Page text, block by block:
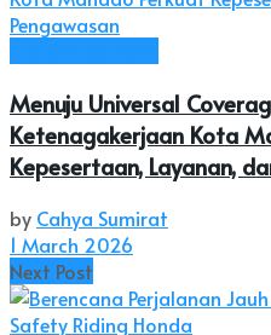
Menuju Universal
Ketenagakerjaan Kota
Kepesertaan, Layanan,
by Cahya Sumirat
1 March 2026
Next Post